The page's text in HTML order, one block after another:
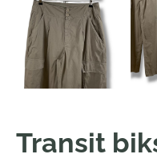
Transit